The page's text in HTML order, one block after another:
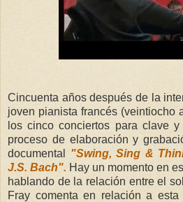
Cincuenta años después de la
joven pianista francés (veintiocho
los cinco conciertos para clave
proceso de elaboración y g
documental "Swing, Sing &
J.S. Bach". Hay un momento en
hablando de la relación entre el
Fray comenta en relación a esta